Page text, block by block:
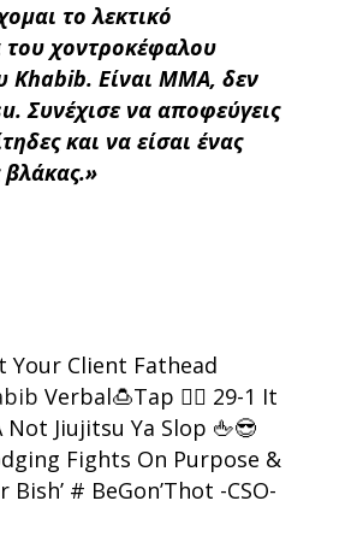
το λεκτικό
του χοντροκέφαλου
Khabib. Είναι ΜΜΑ, δεν
Συνέχισε να αποφεύγεις
και να είσαι ένας
Your Client Fathead
Verbal🍮Tap 🤼‍♂️ 29-1 It
Not Jiujitsu Ya Slop 🖕😎
Fights On Purpose &
Bish’ # BeGon’Thot -CSO-